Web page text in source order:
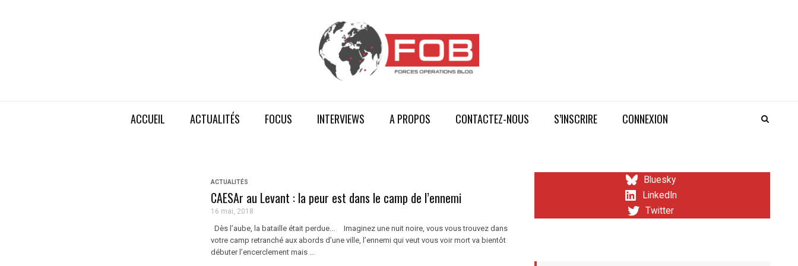
ACCUEIL ACTUALITÉS FOCUS INTERVIEWS A PROPOS CONTACTEZ-NOUS S’INSCRIRE CONNEXION
ACTUALITÉS
CAESAr au Levant : la peur est dans le camp de l’ennemi
16 mai, 2018
Dès l’aube, la bataille était perdue... Imaginez une nuit noire, vous vous trouvez dans
votre camp retranché aux abords d’une ville, l’ennemi qui veut vous voir mort va bientôt
débuter l’encerclement mais ...
Bluesky
LinkedIn
Twitter